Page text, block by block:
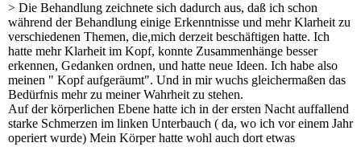
> Die Behandlung zeichnete sich dadurch aus, daß ich schon
während der Behandlung einige Erkenntnisse und mehr Klarheit zu
verschiedenen Themen, die,mich derzeit beschäftigen hatte. Ich
hatte mehr Klarheit im Kopf, konnte Zusammenhänge besser
erkennen, Gedanken ordnen, und hatte neue Ideen. Ich habe also
meinen " Kopf aufgeräumt". Und in mir wuchs gleichermaßen das
Bedürfnis mehr zu meiner Wahrheit zu stehen.
Auf der körperlichen Ebene hatte ich in der ersten Nacht auffallend
starke Schmerzen im linken Unterbauch ( da, wo ich vor einem Jahr
operiert wurde) Mein Körper hatte wohl auch dort etwas